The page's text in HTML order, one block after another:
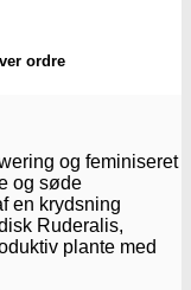
ordre
og feminiseret
og søde
en krydsning
Ruderalis,
plante med